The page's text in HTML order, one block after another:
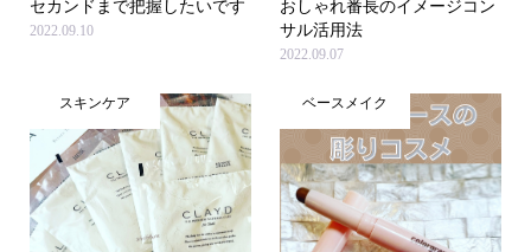
セカンドまで把握したいです
2022.09.10
おしゃれ番長のイメージコン
サル活用法
2022.09.07
スキンケア ベースメイク